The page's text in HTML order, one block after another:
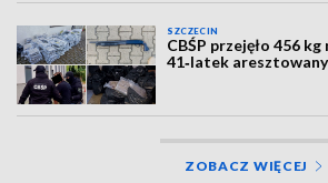
SZCZECIN
CBŚP przejęło 456
41‑latek aresztowany
ZOBACZ WIĘCEJ